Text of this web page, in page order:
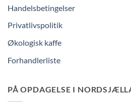
Handelsbetingelser
Privatlivspolitik
Økologisk kaffe
Forhandlerliste
PÅ OPDAGELSE I